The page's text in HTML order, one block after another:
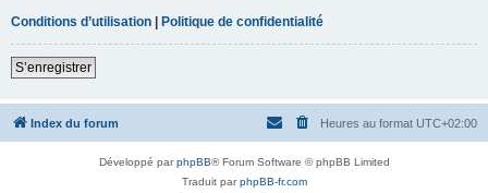
Conditions d’utilisation | Politique de confidentialité
S’enregistrer
Index du forum Heures au format UTC+02:00
Développé parphpBB® Forum Software © phpBB Limited
Traduit parphpBB-fr.com